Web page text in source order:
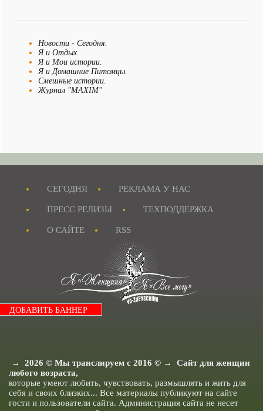
Новости - Сегодня.
Я и Отдых.
Я и Мои истории.
Я и Домашние Питомцы.
Смешные истории.
Журнал "MAXIM"
Я и Отношения.
Я и Красота.
Я и Мода.
Я и Ищу ответа.
Я и Кухня.
Я Женщина - Разное.
СЕГОДНЯ РЕКЛАМА У НАС
ПРЕСС РЕЛИЗЫ ТЕХПОДДЕРЖКА
О САЙТЕ RSS
ДОБАВИТЬ БАННЕР
→ 2026 © Мы транслируем с 2016 © → Сайт для женщин
любого возраста,
которые умеют любить, чувствовать, размышлять и жить для
себя и своих близких... Все материалы публикуют на сайте
гости и пользователи сайта. Администрация сайта не несет